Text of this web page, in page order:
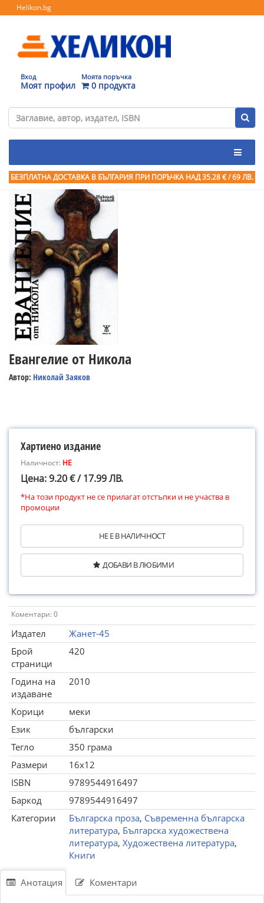
Helikon.bg
Вход
Моят профил
Моята поръчка
0 продукта
БЕЗПЛАТНА ДОСТАВКА В БЪЛГАРИЯ ПРИ ПОРЪЧКА НАД 35.28 € / 69 ЛВ.
Евангелие от Никола
Автор: Николай Заяков
Хартиено издание
Наличност: НЕ
Цена: 9.20 € / 17.99 ЛВ.
*На този продукт не се прилагат отстъпки и не участва в
промоции
НЕ Е В НАЛИЧНОСТ
ДОБАВИ В ЛЮБИМИ
Коментари: 0
Издател
Жанет-45
Брой
страници
420
Година на
издаване
2010
Корици
меки
Език
български
Тегло
350 грама
Размери
16x12
ISBN
9789544916497
Баркод
9789544916497
Категории
Българска проза, Съвременна българска
литература, Българска художествена
литература, Художествена литература,
Книги
Анотация Коментари